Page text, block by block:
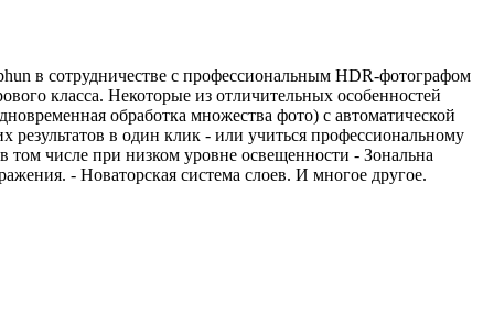
в сотрудничестве с профессиональным HDR-фотографом
класса. Некоторые из отличительных особенностей
обработка множества фото) с автоматической
в один клик - или учиться профессиональному
числе при низком уровне освещенности - Зональна
- Новаторская система слоев. И многое другое.